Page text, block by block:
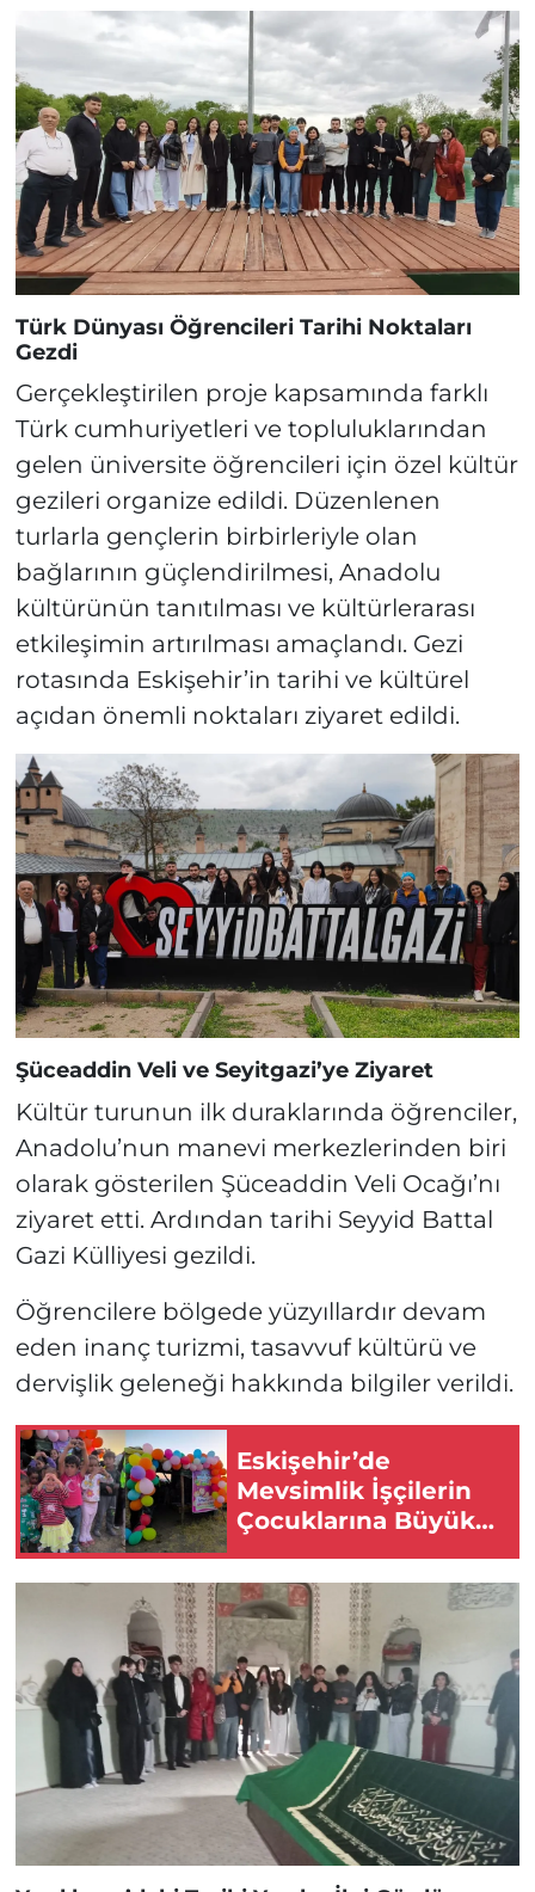
Türk Dünyası Öğrencileri Tarihi Noktaları
Gezdi
Gerçekleştirilen proje kapsamında farklı
Türk cumhuriyetleri ve topluluklarından
gelen üniversite öğrencileri için özel kültür
gezileri organize edildi. Düzenlenen
turlarla gençlerin birbirleriyle olan
bağlarının güçlendirilmesi, Anadolu
kültürünün tanıtılması ve kültürlerarası
etkileşimin artırılması amaçlandı. Gezi
rotasında Eskişehir’in tarihi ve kültürel
açıdan önemli noktaları ziyaret edildi.
Şüceaddin Veli ve Seyitgazi’ye Ziyaret
Kültür turunun ilk duraklarında öğrenciler,
Anadolu’nun manevi merkezlerinden biri
olarak gösterilen Şüceaddin Veli Ocağı’nı
ziyaret etti. Ardından tarihi Seyyid Battal
Gazi Külliyesi gezildi.
Öğrencilere bölgede yüzyıllardır devam
eden inanç turizmi, tasavvuf kültürü ve
dervişlik geleneği hakkında bilgiler verildi.
Eskişehir’de
Mevsimlik İşçilerin
Çocuklarına Büyük